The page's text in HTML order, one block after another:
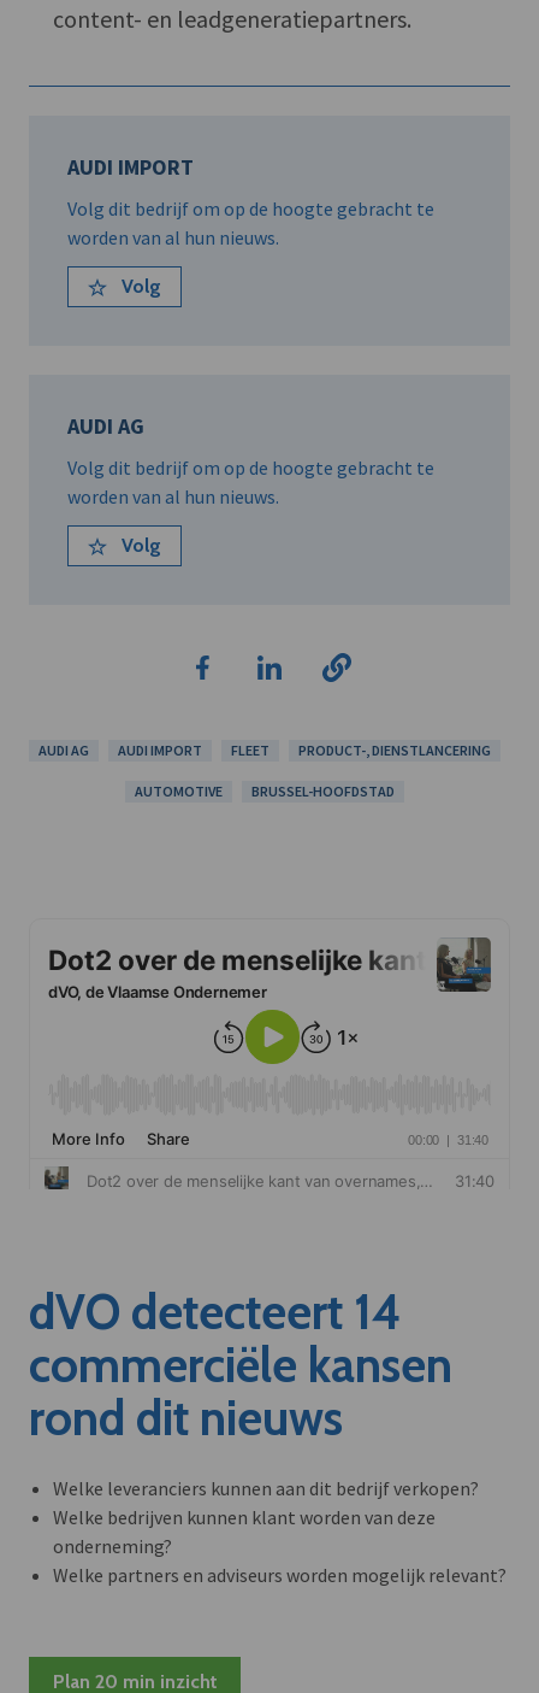
content- en leadgeneratiepartners.
AUDI IMPORT
Volg dit bedrijf om op de hoogte gebracht te
worden van al hun nieuws.
Volg
AUDI AG
Volg dit bedrijf om op de hoogte gebracht te
worden van al hun nieuws.
Volg
AUDI AG AUDI IMPORT FLEET PRODUCT-, DIENSTLANCERING
AUTOMOTIVE BRUSSEL-HOOFDSTAD
dVO detecteert 14
commerciële kansen
rond dit nieuws
Welke leveranciers kunnen aan dit bedrijf verkopen?
Welke bedrijven kunnen klant worden van deze
onderneming?
Welke partners en adviseurs worden mogelijk relevant?
Plan 20 min inzicht